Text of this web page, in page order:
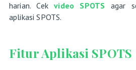
harian. Cekvideo SPOTS agar
aplikasi SPOTS.
Fitur Aplikasi SPOTS